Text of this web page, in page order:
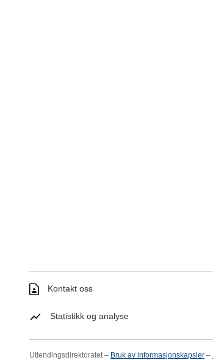
Kontakt oss
Statistikk og analyse
Utlendingsdirektoratet – Bruk av informasjonskapsler –